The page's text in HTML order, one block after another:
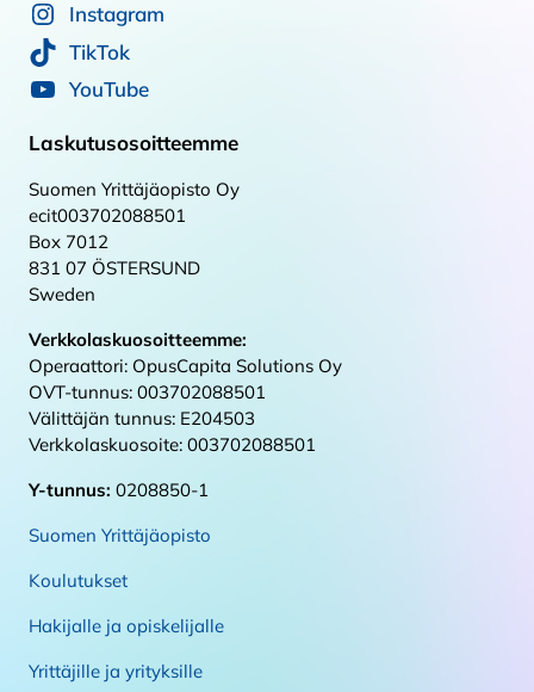
Instagram
TikTok
YouTube
Laskutusosoitteemme
Suomen Yrittäjäopisto Oy
ecit003702088501
Box 7012
831 07 ÖSTERSUND
Sweden
Verkkolaskuosoitteemme:
Operaattori: OpusCapita Solutions Oy
OVT-tunnus: 003702088501
Välittäjän tunnus: E204503
Verkkolaskuosoite: 003702088501
Y-tunnus: 0208850-1
Suomen Yrittäjäopisto
Koulutukset
Hakijalle ja opiskelijalle
Yrittäjille ja yrityksille